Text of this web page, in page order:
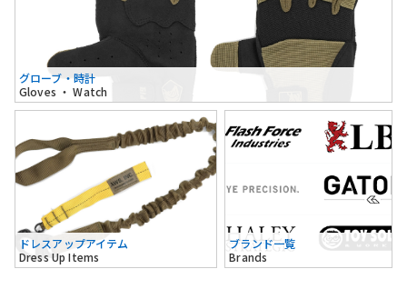
グローブ・時計
Gloves ・ Watch
ドレスアップアイテム
Dress Up Items
ブランド一覧
Brands